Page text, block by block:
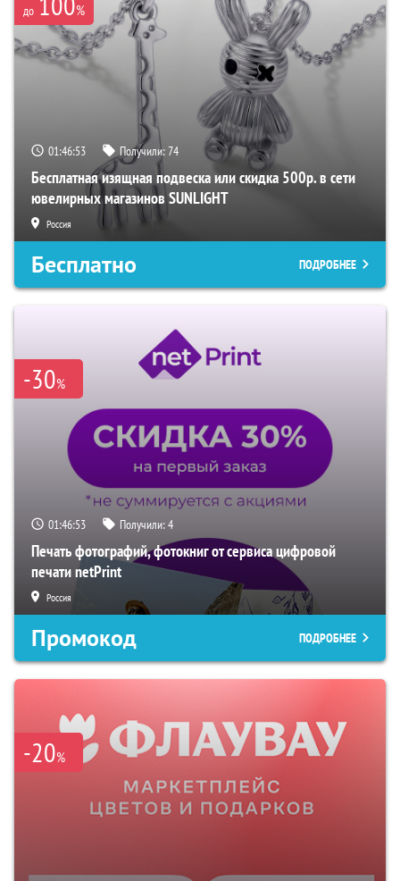
до %
01:46:52 Получили:74
Бесплатная изящная подвеска или скидка 500р. в сети
ювелирных магазинов SUNLIGHT
Россия
Бесплатно ПОДРОБНЕЕ
-30%
01:46:52 Получили:4
Печать фотографий, фотокниг от сервиса цифровой
печати netPrint
Россия
Промокод ПОДРОБНЕЕ
-20%